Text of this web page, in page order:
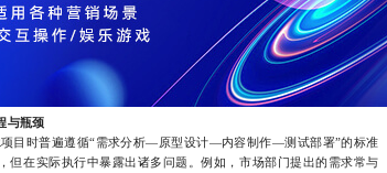
与瓶颈
时普遍遵循“需求分析—原型设计—内容制作—测试部署”的标准
但在实际执行中暴露出诸多问题。例如，市场部门提出的需求常与